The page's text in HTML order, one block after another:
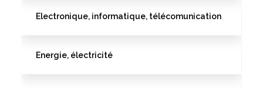
Electronique, informatique, télécomunication
Energie, électricité